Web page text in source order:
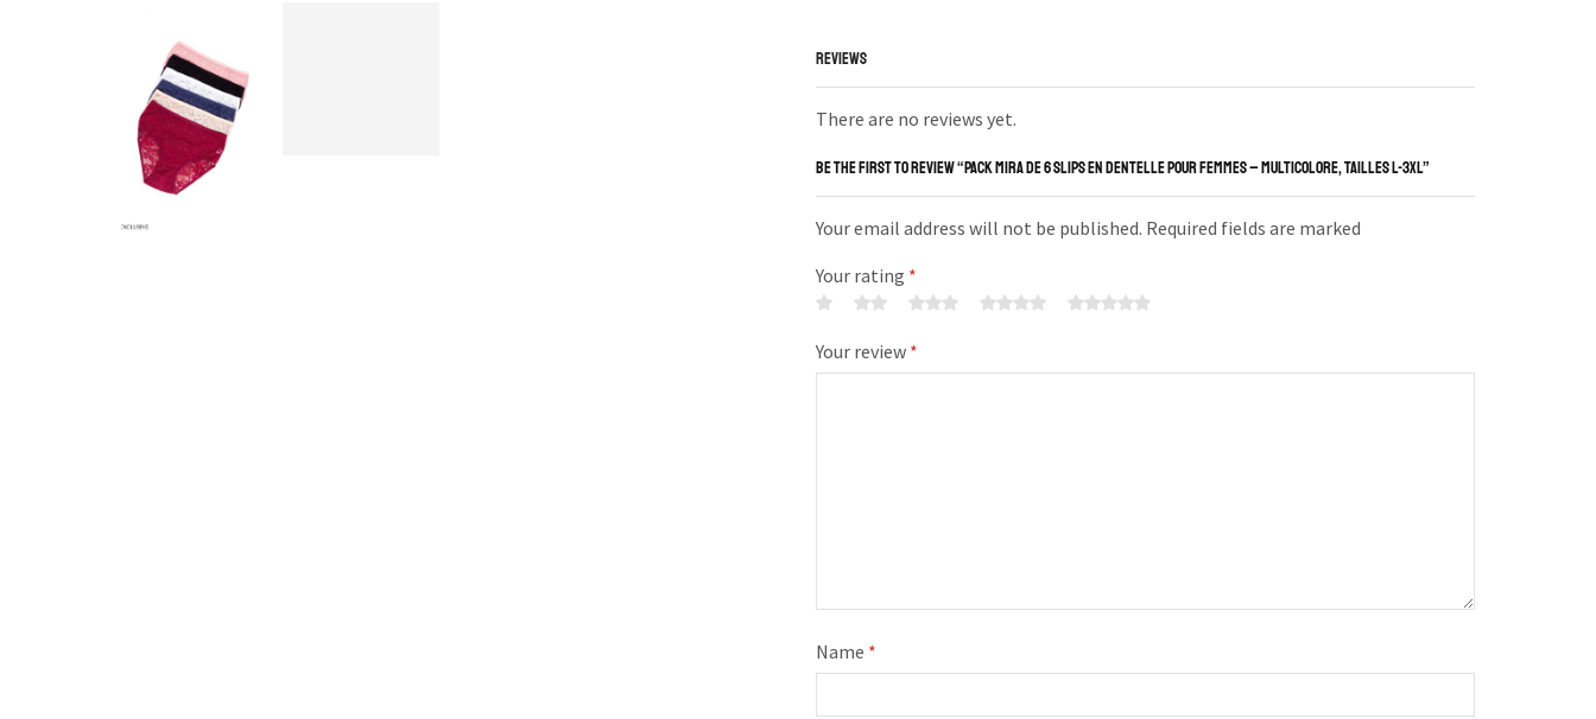
REVIEWS
There are no reviews yet.
BE THE FIRST TO REVIEW “PACK MIRA DE 6 SLIPS EN DENTELLE POUR FEMMES – MULTICOLORE, TAILLES L-3XL”
Your email address will not be published. Required fields are marked
Your rating *
Your review *
Name *